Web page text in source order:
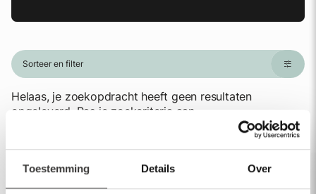
Toestemming Details Over
Sorteer en filter
Helaas, je zoekopdracht heeft geen resultaten
opgeleverd. Pas je zoekcriteria aan.